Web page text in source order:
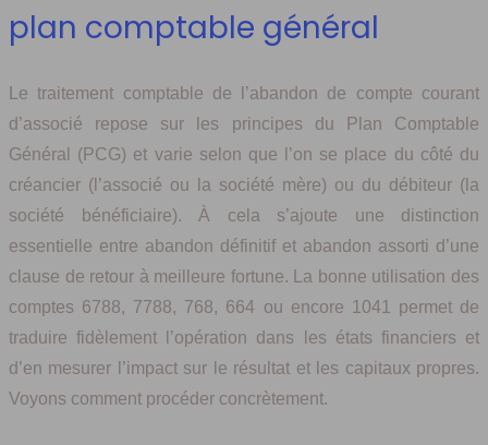
plan comptable général
Le traitement comptable de l’abandon de compte courant
d’associé repose sur les principes du Plan Comptable
Général (PCG) et varie selon que l’on se place du côté du
créancier (l’associé ou la société mère) ou du débiteur (la
société bénéficiaire). À cela s’ajoute une distinction
essentielle entre abandon définitif et abandon assorti d’une
clause de retour à meilleure fortune. La bonne utilisation des
comptes 6788, 7788, 768, 664 ou encore 1041 permet de
traduire fidèlement l’opération dans les états financiers et
d’en mesurer l’impact sur le résultat et les capitaux propres.
Voyons comment procéder concrètement.